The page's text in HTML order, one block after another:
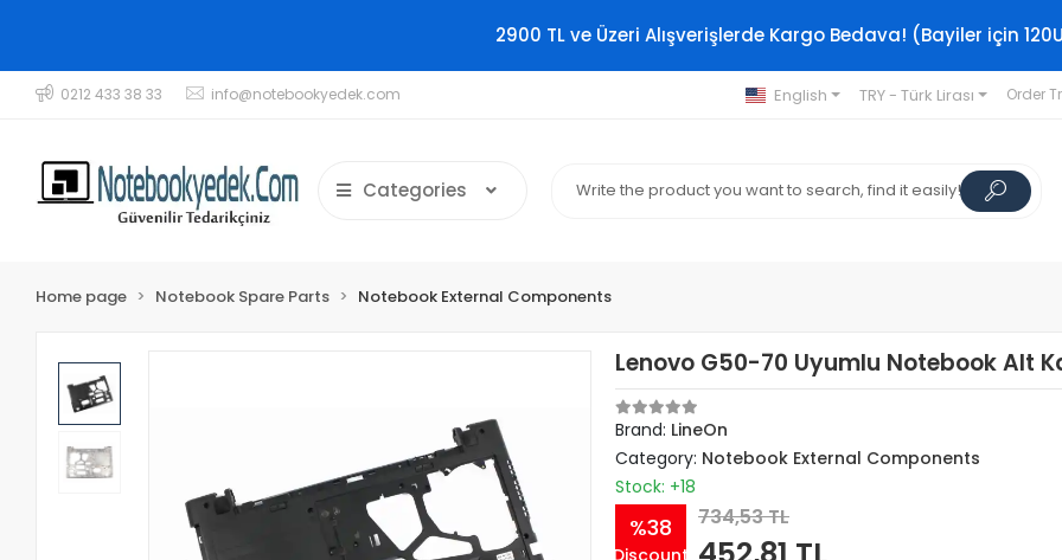
2900 TL ve Üzeri Alışverişlerde Kargo Bedava! (Bayiler için
0212 433 38 33 info@notebookyedek.com English TRY - Türk Lirası Order
Categories
Home page Notebook Spare Parts Notebook External Components
Lenovo G50-70 Uyumlu Notebook Alt
Brand: LineOn
Category: Notebook External Components
Stock: +18
%38
Discount
734,53 TL